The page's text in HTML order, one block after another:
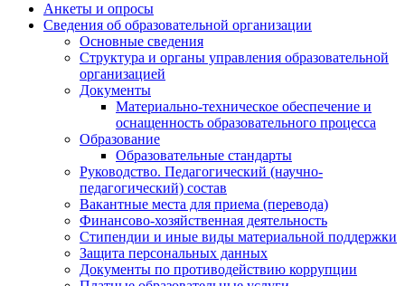
Анкеты и опросы
Сведения об образовательной организации
Основные сведения
Структура и органы управления образовательной
организацией
Документы
Материально-техническое обеспечение и
оснащенность образовательного процесса
Образование
Образовательные стандарты
Руководство. Педагогический (научно-
педагогический) состав
Вакантные места для приема (перевода)
Финансово-хозяйственная деятельность
Стипендии и иные виды материальной поддержки
Защита персональных данных
Документы по противодействию коррупции